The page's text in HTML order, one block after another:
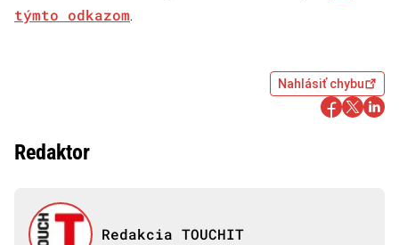
týmto odkazom.
Nahlásiť chybu
Redaktor
Redakcia TOUCHIT